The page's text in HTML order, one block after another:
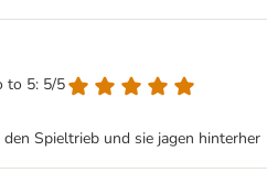
to 5: 5/5
Spieltrieb und sie jagen hinterher